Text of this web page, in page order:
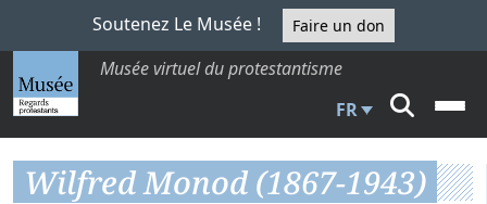
Soutenez Le Musée ! Faire un don
Musée virtuel du protestantisme
FR
Wilfred Monod (1867-1943)